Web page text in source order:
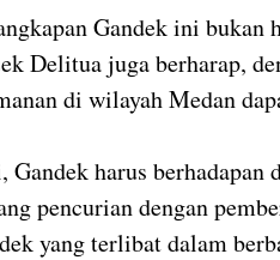
Gandek ini bukan
Delitua juga berharap,
di wilayah Medan
Gandek harus berhadapan
pencurian dengan
yang terlibat dalam